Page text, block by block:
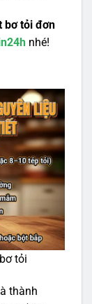
bơ tỏi đơn
nhé!
tỏi
thành